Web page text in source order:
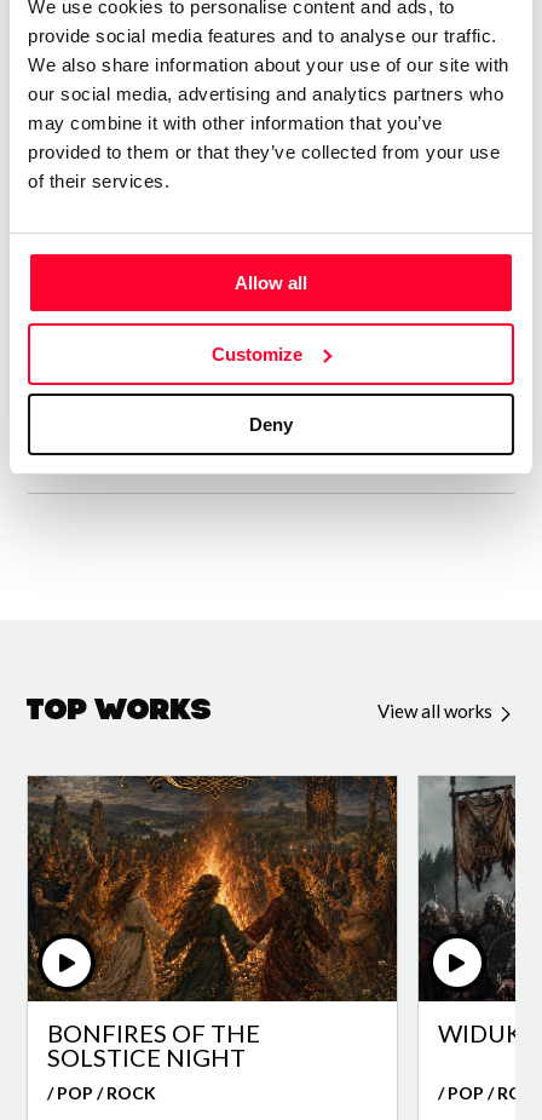
We use cookies to personalise content and ads, to
provide social media features and to analyse our traffic.
We also share information about your use of our site with
our social media, advertising and analytics partners who
may combine it with other information that you’ve
provided to them or that they’ve collected from your use
of their services.
Allow all
Customize
Deny
Tengo 74 álbumes en el mercado
digital, con el alias de aRPA”
Soy licenciado en Historia Antigua. Siempre me ha gustado
la música, y he tocado y compuesto en un grupo de rock
celta allá por los ochenta. En música tengo un año de piano,
soy muy fan del hard rock de los 70, la música clásica,
sobre todo Beethoven, y la Ópera, en la que me declaro fan
de Wagner y los compositores rusos del Grupo de lis Cinco.
Aún cuando estaba en el grupo ya hacía música electrónica,
así que me viene de lejos. En ese estilo admiro sobre todo a
Vangelis y Kitaro.
Top Works View all works
BONFIRES OF THE
SOLSTICE NIGHT
/ POP / ROCK / POP /